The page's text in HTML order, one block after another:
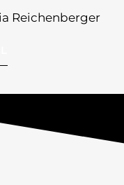
Reichenberger